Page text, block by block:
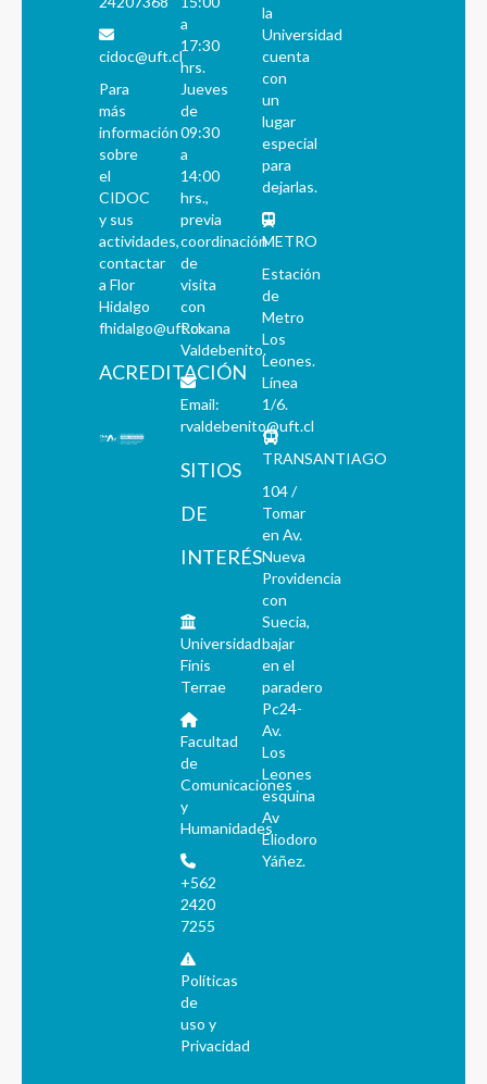
cidoc@uft.cl
Para
más
información
sobre
el
CIDOC
y sus
actividades,
contactar
a Flor
Hidalgo
fhidalgo@uft.cl
ACREDITACIÓN
a
17:30
hrs.
Jueves
de
09:30
a
14:00
hrs.,
previa
coordinación
de
visita
con
Roxana
Valdebenito.
Email:
rvaldebenito@uft.cl
SITIOS
DE
INTERÉS
Universidad
Finis
Terrae
Facultad
de
Comunicaciones
y
Humanidades
+562
2420
7255
Políticas
de
uso y
Privacidad
la
Universidad
cuenta
con
un
lugar
especial
para
dejarlas.
METRO
Estación
de
Metro
Los
Leones.
Línea
1/6.
TRANSANTIAGO
104 /
Tomar
en Av.
Nueva
Providencia
con
Suecia,
bajar
en el
paradero
Pc24-
Av.
Los
Leones
esquina
Av
Eliodoro
Yáñez.